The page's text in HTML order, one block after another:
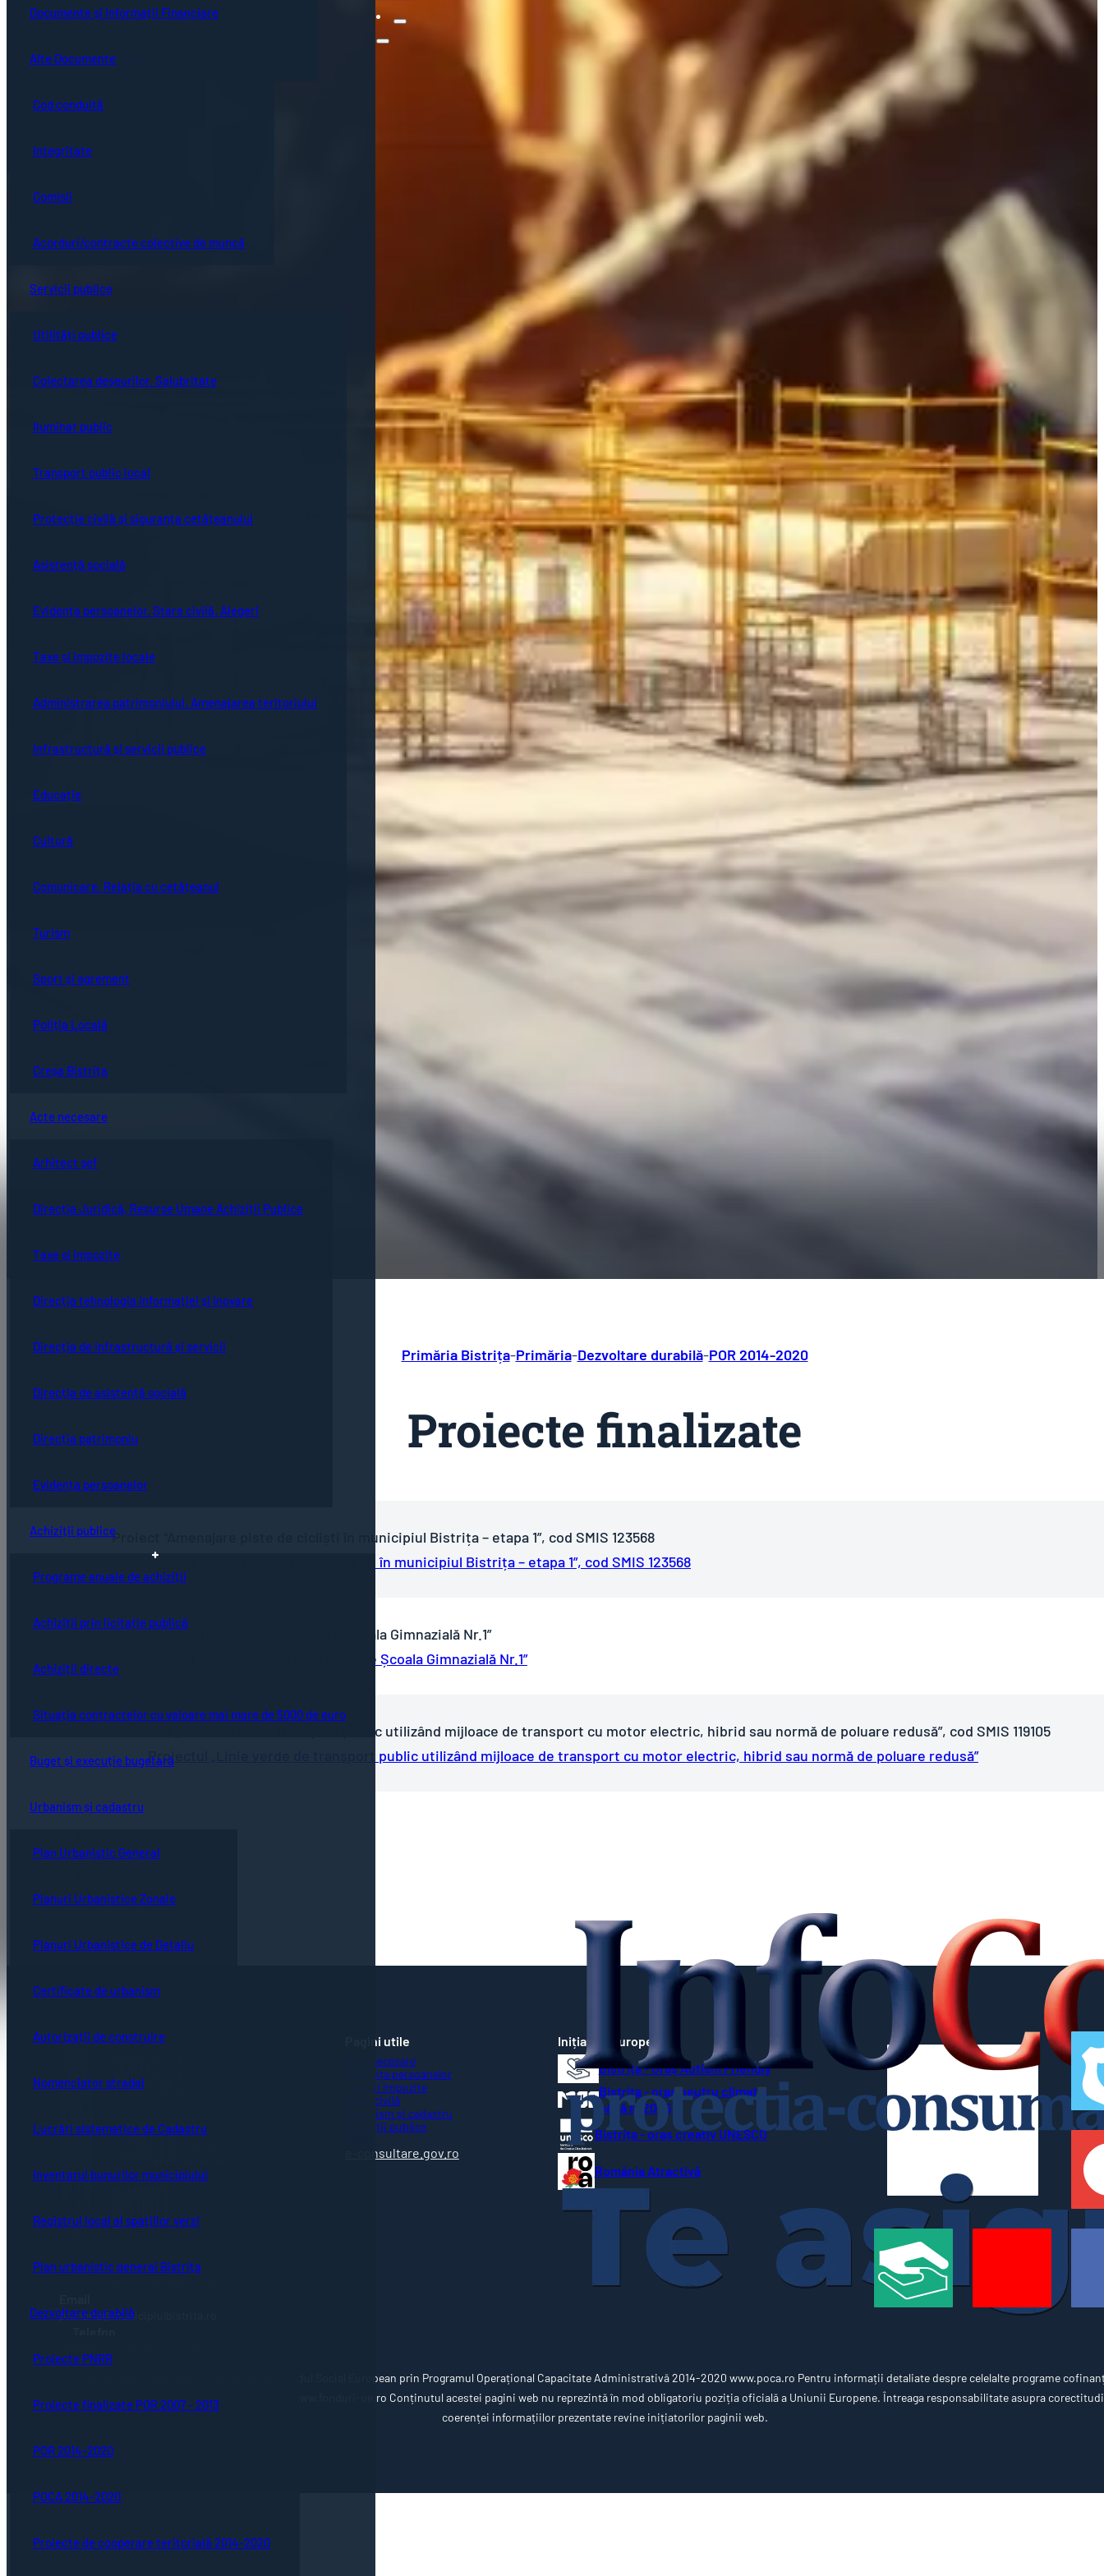
Guvernanță corporativă
Bistrița turistică
Evenimente locale
Hartă oraș
Ședințe online
Documente ședință
Hotărârile Consiliului Local
Concursuri
Proceduri de sistem
Cod conduită
Integritate
Comisii
Acorduri/contracte colective de muncă
Servicii publice
Utilități publice
Colectarea deșeurilor. Salubritate
Iluminat public
Transport public local
Protecție civilă și siguranța cetățeanului
Asistență socială
Evidența persoanelor. Stare civilă. Alegeri
Taxe și impozite locale
Administrarea patrimoniului. Amenajarea teritoriului
Infrastructură și servicii publice
Educație
Cultură
Comunicare. Relația cu cetățeanul
Turism
Sport și agrement
Poliția Locală
Creșa Bistrița
Acte necesare
Arhitect șef
Direcția Juridică, Resurse Umane Achiziții Publice
Taxe și impozite
Direcția tehnologia informației și inovare
Direcția de infrastructură și servicii
Direcția de asistență socială
Direcția patrimoniu
Evidența persoanelor
Achiziții publice
Programe anuale de achiziții
Achiziții prin licitație publică
Achiziții directe
Situația contractelor cu valoare mai mare de 5000 de euro
Buget și execuție bugetară
Urbanism și cadastru
Plan Urbanistic General
Planuri Urbanistice Zonale
Planuri Urbanistice de Detaliu
Certificate de urbanism
Autorizații de construire
Nomenclator stradal
Lucrări sistematice de Cadastru
Inventarul bunurilor municipiului
Registrul local al spațiilor verzi
Plan urbanistic general Bistrița
Dezvoltare durabilă
Proiecte PNRR
Proiecte finalizate POR 2007 - 2013
POR 2014-2020
POCA 2014-2020
Proiecte de cooperare teritorială 2014-2020
Documente și Informații Financiare
Alte Documente
Primăria Bistrița-Primăria-Dezvoltare durabilă-POR 2014-2020
Proiecte finalizate
Proiect “Amenajare piste de cicliști în municipiul Bistrița – etapa 1”, cod SMIS 123568
Proiect “Amenajare piste de cicliști în municipiul Bistrița – etapa 1”, cod SMIS 123568
Proiect „Reabilitare și modernizare Școala Gimnazială Nr.1”
Proiect „Reabilitare și modernizare Școala Gimnazială Nr.1”
Proiectul „Linie verde de transport public utilizând mijloace de transport cu motor electric, hibrid sau normă de poluare redusă”, cod SMIS 119105
Proiectul „Linie verde de transport public utilizând mijloace de transport cu motor electric, hibrid sau normă de poluare redusă”
1
Adresă
primaria@municipiulbistrita.ro
0263-224508
Pagini utile
Acte necesare
Evidența persoanelor
Taxe și impozite
Stare civilă
Urbanism și cadastru
Achiziții publice
e-consultare.gov.ro
Inițiative Europene
Bistrița - Oraș Autism Friendly
Bistrița - oraș neutru climatic
până în 2035
Bistrița - oraș creativ UNESCO
România Atractivă
Această pagină web este cofinanțată din Fondul Social European prin Programul Operațional Capacitate Administrativă 2014-2020 www.poca.ro Pentru informații detaliate despre celelalte programe
Uniunea Europeană, vă invităm să vizitați www.fonduri-ue.ro Conținutul acestei pagini web nu reprezintă în mod obligatoriu poziția oficială a Uniunii Europene. Întreaga responsabilitate asupra
coerenței informațiilor prezentate revine inițiatorilor paginii web.